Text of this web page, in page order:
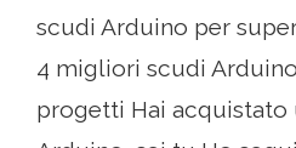
scudi Arduino per
4 migliori scudi
progetti Hai acquistato